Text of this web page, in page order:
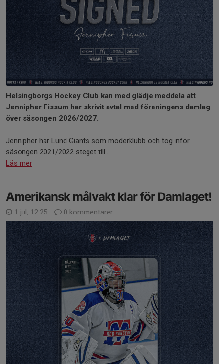
Helsingborgs Hockey Club kan med glädje meddela att
Jennipher Fissum har skrivit avtal med föreningens damlag
över säsongen 2026/2027.
Jennipher har Lund Giants som moderklubb och tog inför
säsongen 2021/2022 steget till...
Läs mer
Amerikansk målvakt klar för Damlaget!
1 jul, 12:25 0 kommentarer